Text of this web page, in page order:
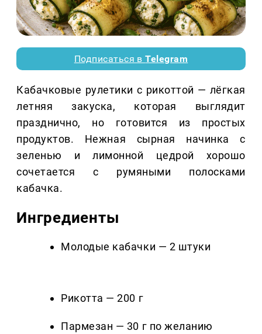
Подписаться вTelegram
Кабачковые рулетики с рикоттой — лёгкая
летняя закуска, которая выглядит
празднично, но готовится из простых
продуктов. Нежная сырная начинка с
зеленью и лимонной цедрой хорошо
сочетается с румяными полосками
кабачка.
Ингредиенты
Молодые кабачки — 2 штуки
Рикотта — 200 г
Пармезан — 30 г по желанию